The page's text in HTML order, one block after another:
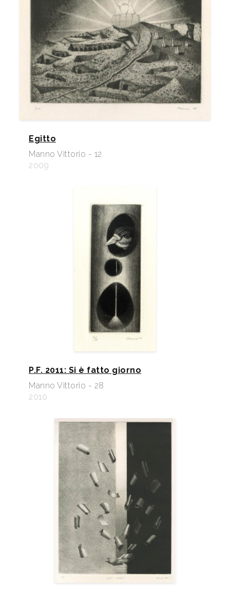
Egitto
Manno Vittorio - 12
2009
P.F. 2011: Si è fatto giorno
Manno Vittorio - 28
2010